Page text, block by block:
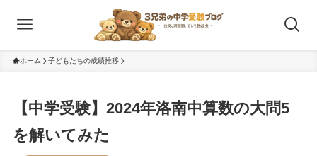
ホーム 子どもたちの成績推移
【中学受験】2024年洛南中算数の大問5
を解いてみた